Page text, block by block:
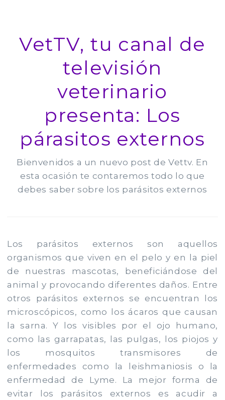
VetTV, tu canal de
televisión
veterinario
presenta: Los
párasitos externos
Bienvenidos a un nuevo post de Vettv. En
esta ocasión te contaremos todo lo que
debes saber sobre los parásitos externos
Los parásitos externos son aquellos
organismos que viven en el pelo y en la piel
de nuestras mascotas, beneficiándose del
animal y provocando diferentes daños. Entre
otros parásitos externos se encuentran los
microscópicos, como los ácaros que causan
la sarna. Y los visibles por el ojo humano,
como las garrapatas, las pulgas, los piojos y
los mosquitos transmisores de
enfermedades como la leishmaniosis o la
enfermedad de Lyme. La mejor forma de
evitar los parásitos externos es acudir a